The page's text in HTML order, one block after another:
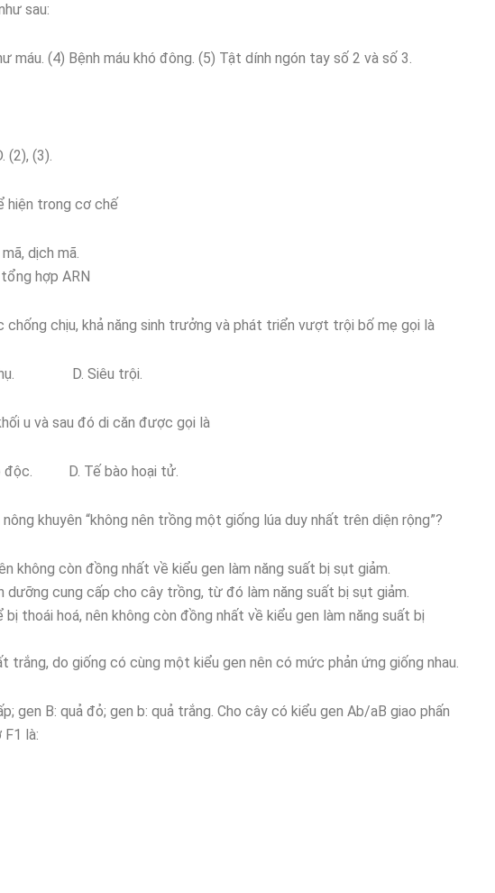
sau:
máu. (4) Bệnh máu khó đông. (5) Tật dính ngón tay số 2 và số 3.
(3).
hiện trong cơ chế
dịch mã.
hợp ARN
chịu, khả năng sinh trưởng và phát triển vượt trội bố mẹ gọi là
D. Siêu trội.
u và sau đó di căn được gọi là
D. Tế bào hoại tử.
khuyên “không nên trồng một giống lúa duy nhất trên diện rộng”?
không còn đồng nhất về kiểu gen làm năng suất bị sụt giảm.
dưỡng cung cấp cho cây trồng, từ đó làm năng suất bị sụt giảm.
thoái hoá, nên không còn đồng nhất về kiểu gen làm năng suất bị
do giống có cùng một kiểu gen nên có mức phản ứng giống nhau.
gen B: quả đỏ; gen b: quả trắng. Cho cây có kiểu gen Ab/aB giao phấn
là: